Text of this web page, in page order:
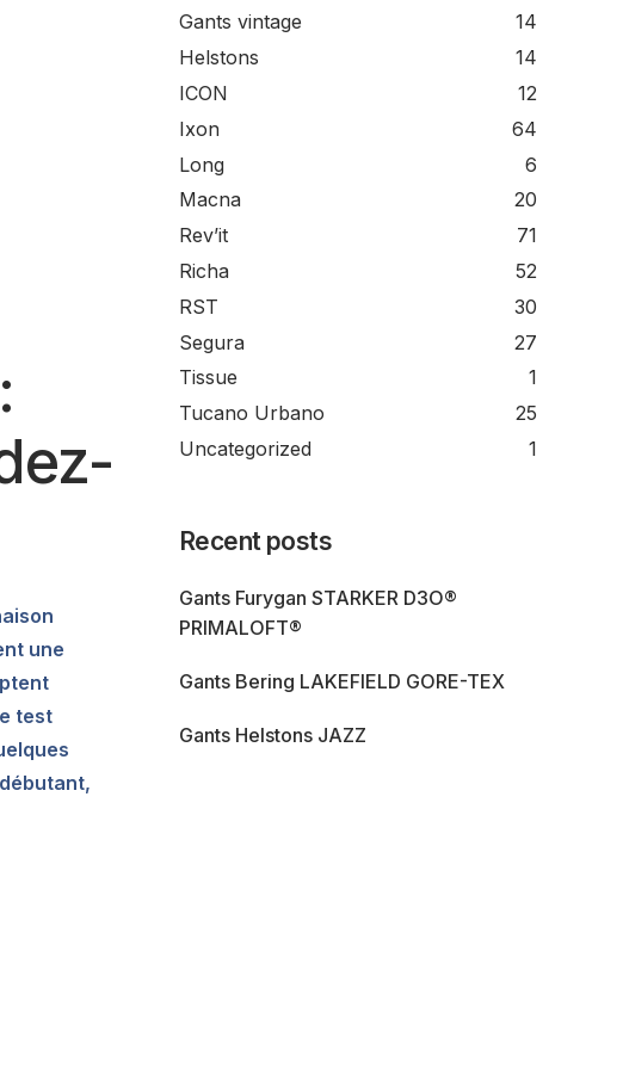
une
test
Gants vintage
14
Helstons
14
ICON
12
Ixon
64
Long
6
Macna
20
Rev’it
71
Richa
52
RST
30
Segura
27
Tissue
1
Tucano Urbano
25
Uncategorized
1
Recent posts
Gants Furygan STARKER D3O®
PRIMALOFT®
Gants Bering LAKEFIELD GORE-TEX
Gants Helstons JAZZ